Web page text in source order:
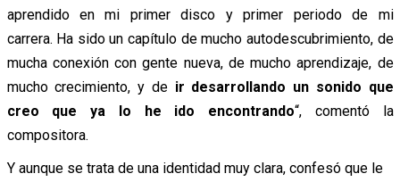
aprendido en mi primer disco y primer periodo de mi
carrera. Ha sido un capítulo de mucho autodescubrimiento, de
mucha conexión con gente nueva, de mucho aprendizaje, de
mucho crecimiento, y de ir desarrollando un sonido que
creo que ya lo he ido encontrando“, comentó la
compositora.
Y aunque se trata de una identidad muy clara, confesó que le